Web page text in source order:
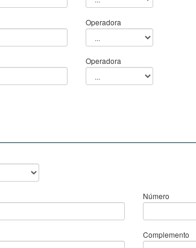
Operadora
Operadora
Número
Complemento